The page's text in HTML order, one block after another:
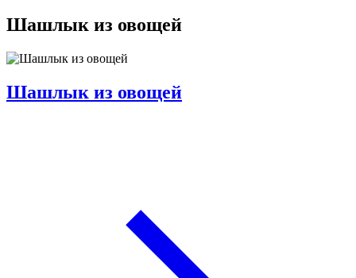
Шашлык из овощей
Шашлык из овощей